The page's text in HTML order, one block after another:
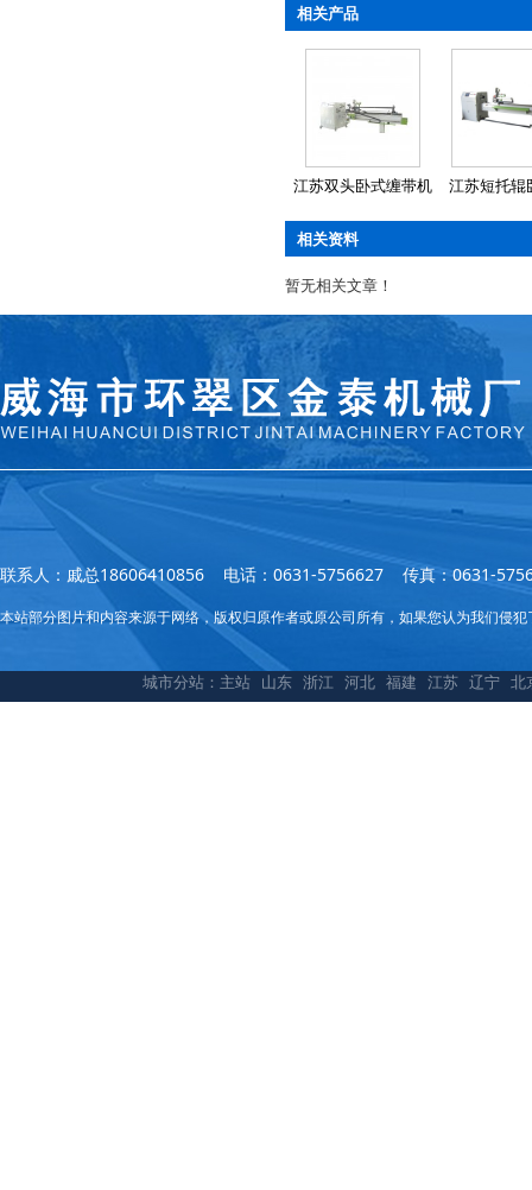
相关产品
江苏双头卧式缠带机 江苏短托辊
相关资料
暂无相关文章！
联系人：戚总18606410856 电话：0631-5756627 传真：0631-
本站部分图片和内容来源于网络，版权归原作者或原公司所有，如果您认为我们侵
城市分站： 主站 山东 浙江 河北 福建 江苏 辽宁 北